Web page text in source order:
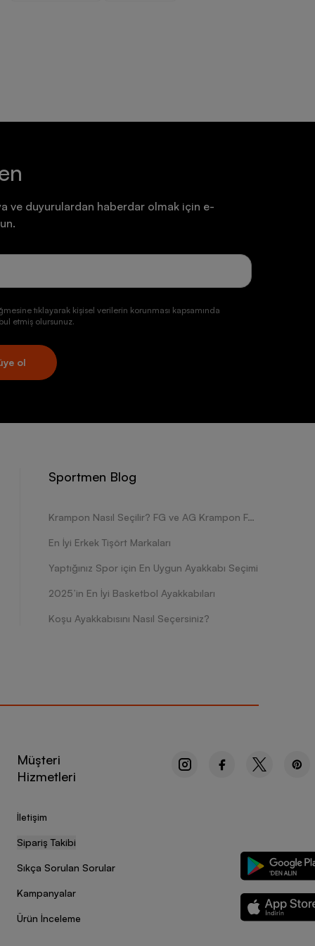
ve duyurulardan haberdar olmak için e-
tıklayarak kişisel verilerin korunması kapsamında
etmiş olursunuz.
ol
Sportmen Blog
Krampon Nasıl Seçilir? FG ve AG Krampon Farkları Nelerdir?
En İyi Erkek Tişört Markaları
Yaptığınız Spor için En Uygun Ayakkabı Seçimi
2025’in En İyi Basketbol Ayakkabıları
Koşu Ayakkabısını Nasıl Seçersiniz?
Müşteri
Hizmetleri
İletişim
Sipariş Takibi
Sıkça Sorulan Sorular
Kampanyalar
Ürün İnceleme